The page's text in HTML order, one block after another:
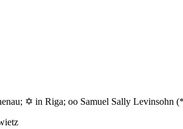
✡ in Riga; oo Samuel Sally Levinsohn